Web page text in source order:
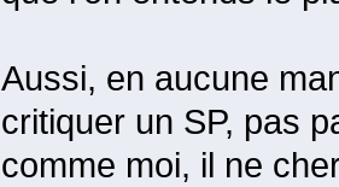
Aussi, en aucune
critiquer un SP, pas
comme moi, il ne